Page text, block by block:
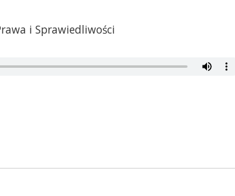
i Sprawiedliwości